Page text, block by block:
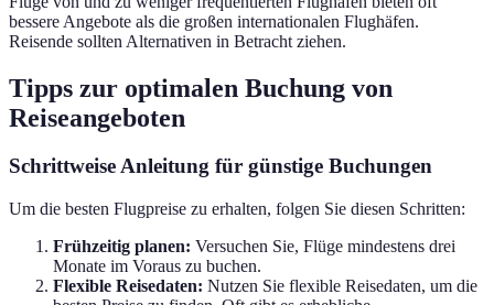
bessere Angebote als die großen internationalen Flughäfen.
Reisende sollten Alternativen in Betracht ziehen.
Tipps zur optimalen Buchung von
Reiseangeboten
Schrittweise Anleitung für günstige Buchungen
Um die besten Flugpreise zu erhalten, folgen Sie diesen Schritten:
Frühzeitig planen: Versuchen Sie, Flüge mindestens drei
Monate im Voraus zu buchen.
Flexible Reisedaten: Nutzen Sie flexible Reisedaten, um die